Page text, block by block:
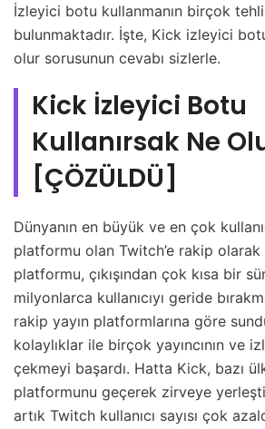
İzleyici botu kullanmanın birçok
bulunmaktadır. İşte, Kick izleyici
olur sorusunun cevabı sizlerle.
Kick İzleyici Botu
Kullanırsak Ne
[ÇÖZÜLDÜ]
Dünyanın en büyük ve en çok
platformu olan Twitch’e rakip olarak
platformu, çıkışından çok kısa bir
milyonlarca kullanıcıyı geride
rakip yayın platformlarına göre
kolaylıklar ile birçok yayıncının ve
çekmeyi başardı. Hatta Kick, bazı
platformunu geçerek zirveye
artık Twitch kullanıcı sayısı çok